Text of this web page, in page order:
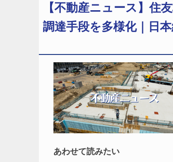
【不動産ニュース】住
調達手段を多様化｜日
あわせて読みたい